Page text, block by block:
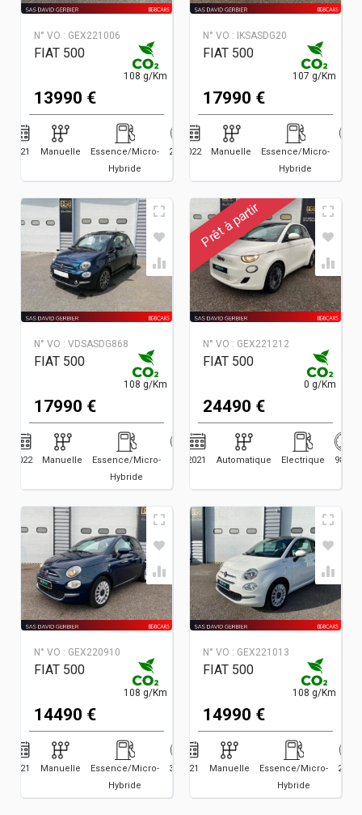
N° VO : GEX221006
FIAT 500
108 g/Km
13990 €
2021 Manuelle
Essence/Micro-
Hybride
27581
N° VO : IKSASDG20
FIAT 500
107 g/Km
17990 €
2022 Manuelle
Essence/Micro-
Hybride
N° VO : VDSASDG868
FIAT 500
108 g/Km
17990 €
2022 Manuelle
Essence/Micro-
Hybride
6200
Prêt à partir
N° VO : GEX221212
FIAT 500
0 g/Km
24490 €
2021 Automatique Electrique 9878
N° VO : GEX220910
FIAT 500
108 g/Km
14490 €
2021 Manuelle
Essence/Micro-
Hybride
32906
N° VO : GEX221013
FIAT 500
108 g/Km
14990 €
2021 Manuelle
Essence/Micro-
Hybride
25697